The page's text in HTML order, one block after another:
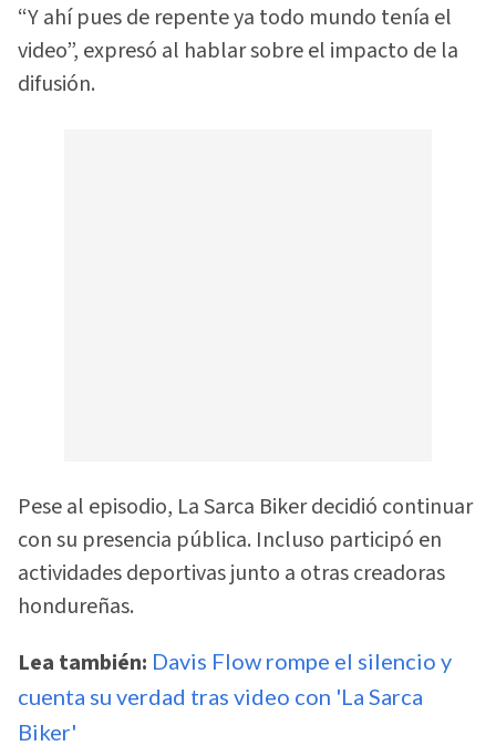
“Y ahí pues de repente ya todo mundo tenía el
video”, expresó al hablar sobre el impacto de la
difusión.
Pese al episodio, La Sarca Biker decidió continuar
con su presencia pública. Incluso participó en
actividades deportivas junto a otras creadoras
hondureñas.
Lea también: Davis Flow rompe el silencio y
cuenta su verdad tras video con 'La Sarca
Biker'